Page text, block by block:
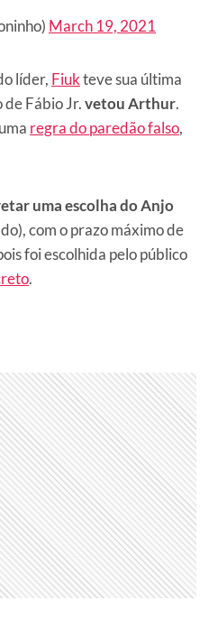
March 19, 2021
líder, Fiukteve sua última
Fábio Jr.vetou Arthur.
regra do paredão falso,
uma escolha do Anjo
com o prazo máximo de
foi escolhida pelo público
.